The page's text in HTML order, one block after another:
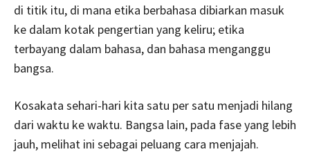
di titik itu, di mana etika berbahasa dibiarkan masuk
ke dalam kotak pengertian yang keliru; etika
terbayang dalam bahasa, dan bahasa menganggu
bangsa.
Kosakata sehari-hari kita satu per satu menjadi hilang
dari waktu ke waktu. Bangsa lain, pada fase yang lebih
jauh, melihat ini sebagai peluang cara menjajah.